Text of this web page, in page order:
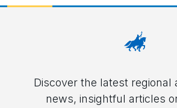
Discover the latest regional
news, insightful articles